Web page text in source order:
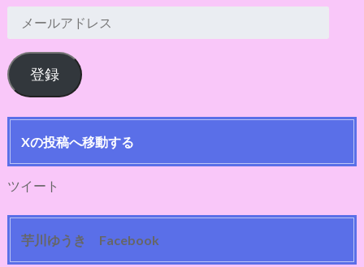
ー
ル
ア
ド
登録
Xの投稿へ移動する
ツイート
芋川ゆうき Facebook